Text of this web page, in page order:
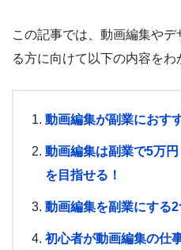
この記事では、動画編集や
る方に向けて以下の内容をわ
動画編集が副業におす
動画編集は副業で5万
を目指せる！
動画編集を副業にする
初心者が動画編集の仕